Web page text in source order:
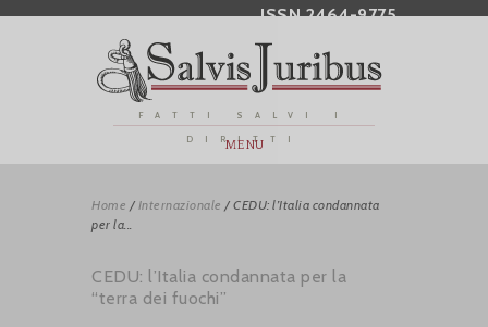
ISSN 2464-9775
FATTI SALVI I
DIRITTI
MENU
Home / Internazionale / CEDU: l’Italia condannata
per la...
CEDU: l’Italia condannata per la
“terra dei fuochi”